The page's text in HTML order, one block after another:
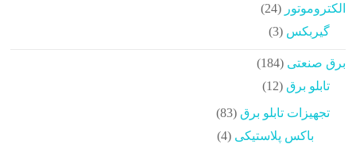
الکتروموتور
24
24
گیربکس 3
3
برق صنعتی
184
184
تابلو برق 12
12
تجهیزات تابلو برق 83
83
محصولات
باکس پلاستیکی 4
4